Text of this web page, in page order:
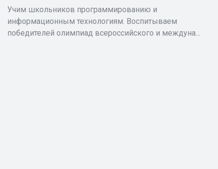
Учим школьников программированию и
информационным технологиям. Воспитываем
победителей олимпиад всероссийского и междуна...